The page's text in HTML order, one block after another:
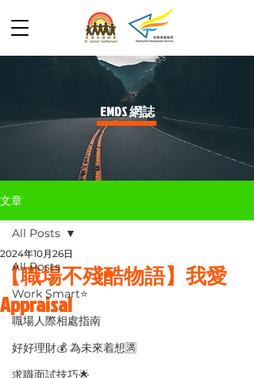
​EMDS 網誌
文章
All Posts
Work Smart⭐️
職場人際相處指南
好好理財💰 為未來着想🈵
求職面試技巧🌟
All Posts
【職場不殘酷物語】我愛
Appraisal
2024年10月26日